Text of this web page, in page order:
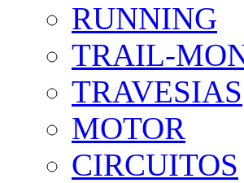
RUNNING
TRAIL-
TRAVESIAS
MOTOR
CIRCUITOS